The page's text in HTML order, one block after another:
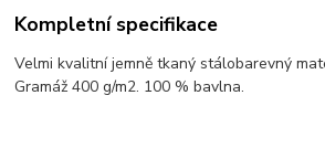
Kompletní specifikace
Velmi kvalitní jemně tkaný stálobarevný
Gramáž 400 g/m2. 100 % bavlna.